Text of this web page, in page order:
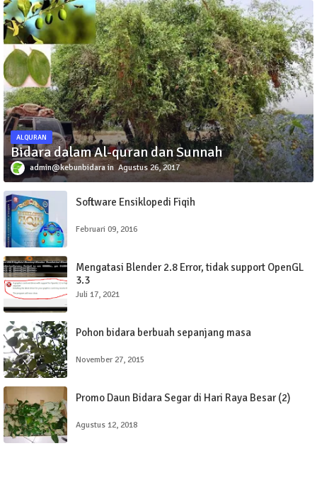
ALQURAN
Bidara dalam Al-quran dan Sunnah
admin@kebunbidara Agustus 26, 2017
Software Ensiklopedi Fiqih
Februari 09, 2016
Mengatasi Blender 2.8 Error, tidak support OpenGL
3.3
Juli 17, 2021
Pohon bidara berbuah sepanjang masa
November 27, 2015
Promo Daun Bidara Segar di Hari Raya Besar (2)
Agustus 12, 2018